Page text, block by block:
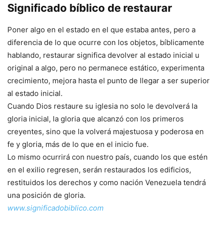
Significado bíblico de restaurar
Poner algo en el estado en el que estaba antes, pero a
diferencia de lo que ocurre con los objetos, bíblicamente
hablando, restaurar significa devolver al estado inicial u
original a algo, pero no permanece estático, experimenta
crecimiento, mejora hasta el punto de llegar a ser superior
al estado inicial.
Cuando Dios restaure su iglesia no solo le devolverá la
gloria inicial, la gloria que alcanzó con los primeros
creyentes, sino que la volverá majestuosa y poderosa en
fe y gloria, más de lo que en el inicio fue.
Lo mismo ocurrirá con nuestro país, cuando los que estén
en el exilio regresen, serán restaurados los edificios,
restituidos los derechos y como nación Venezuela tendrá
una posición de gloria.
www.significadobiblico.com